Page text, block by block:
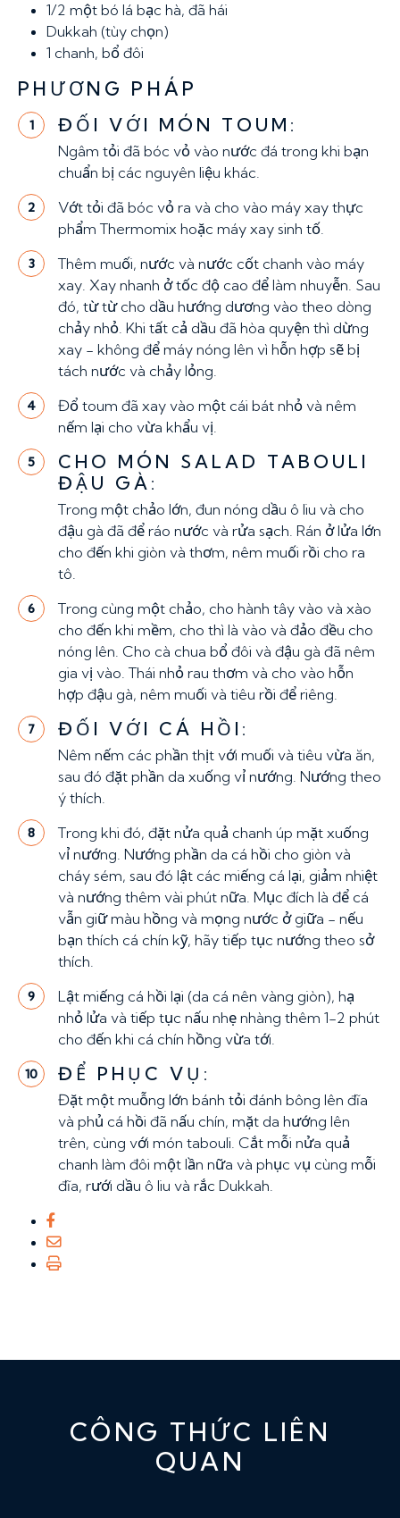
1/2 một bó lá bạc hà, đã hái
Dukkah (tùy chọn)
1 chanh, bổ đôi
PHƯƠNG PHÁP
1 ĐỐI VỚI MÓN TOUM:
Ngâm tỏi đã bóc vỏ vào nước đá trong khi bạn
chuẩn bị các nguyên liệu khác.
2
Vớt tỏi đã bóc vỏ ra và cho vào máy xay thực
phẩm Thermomix hoặc máy xay sinh tố.
3
Thêm muối, nước và nước cốt chanh vào máy
xay. Xay nhanh ở tốc độ cao để làm nhuyễn. Sau
đó, từ từ cho dầu hướng dương vào theo dòng
chảy nhỏ. Khi tất cả dầu đã hòa quyện thì dừng
xay - không để máy nóng lên vì hỗn hợp sẽ bị
tách nước và chảy lỏng.
4
Đổ toum đã xay vào một cái bát nhỏ và nêm
nếm lại cho vừa khẩu vị.
5
CHO MÓN SALAD TABOULI
ĐẬU GÀ:
Trong một chảo lớn, đun nóng dầu ô liu và cho
đậu gà đã để ráo nước và rửa sạch. Rán ở lửa lớn
cho đến khi giòn và thơm, nêm muối rồi cho ra
tô.
6
Trong cùng một chảo, cho hành tây vào và xào
cho đến khi mềm, cho thì là vào và đảo đều cho
nóng lên. Cho cà chua bổ đôi và đậu gà đã nêm
gia vị vào. Thái nhỏ rau thơm và cho vào hỗn
hợp đậu gà, nêm muối và tiêu rồi để riêng.
7 ĐỐI VỚI CÁ HỒI:
Nêm nếm các phần thịt với muối và tiêu vừa ăn,
sau đó đặt phần da xuống vỉ nướng. Nướng theo
ý thích.
8
Trong khi đó, đặt nửa quả chanh úp mặt xuống
vỉ nướng. Nướng phần da cá hồi cho giòn và
cháy sém, sau đó lật các miếng cá lại, giảm nhiệt
và nướng thêm vài phút nữa. Mục đích là để cá
vẫn giữ màu hồng và mọng nước ở giữa - nếu
bạn thích cá chín kỹ, hãy tiếp tục nướng theo sở
thích.
9
Lật miếng cá hồi lại (da cá nên vàng giòn), hạ
nhỏ lửa và tiếp tục nấu nhẹ nhàng thêm 1-2 phút
cho đến khi cá chín hồng vừa tới.
10 ĐỂ PHỤC VỤ:
Đặt một muỗng lớn bánh tỏi đánh bông lên đĩa
và phủ cá hồi đã nấu chín, mặt da hướng lên
trên, cùng với món tabouli. Cắt mỗi nửa quả
chanh làm đôi một lần nữa và phục vụ cùng mỗi
đĩa, rưới dầu ô liu và rắc Dukkah.
CÔNG THỨC LIÊN
QUAN